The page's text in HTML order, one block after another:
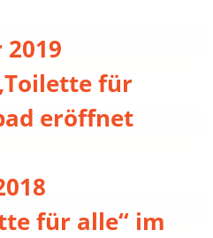
2019
für
eröffnet
für alle“ im